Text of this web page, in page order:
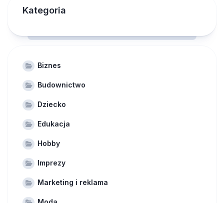
Kategoria
Biznes
Budownictwo
Dziecko
Edukacja
Hobby
Imprezy
Marketing i reklama